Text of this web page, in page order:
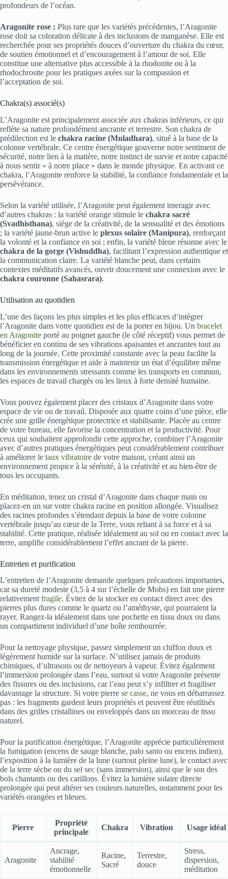
profondeurs de l’océan.
Aragonite rose : Plus rare que les variétés précédentes, l’Aragonite
rose doit sa coloration délicate à des inclusions de manganèse. Elle est
recherchée pour ses propriétés douces d’ouverture du chakra du cœur,
de soutien émotionnel et d’encouragement à l’amour de soi. Elle
constitue une alternative plus accessible à la rhodonite ou à la
rhodochrosite pour les pratiques axées sur la compassion et
l’acceptation de soi.
Chakra(s) associé(s)
L’Aragonite est principalement associée aux chakras inférieurs, ce qui
reflète sa nature profondément ancrante et terrestre. Son chakra de
prédilection est le chakra racine (Muladhara), situé à la base de la
colonne vertébrale. Ce centre énergétique gouverne notre sentiment de
sécurité, notre lien à la matière, notre instinct de survie et notre capacité
à nous sentir « à notre place » dans le monde physique. En activant ce
chakra, l’Aragonite renforce la stabilité, la confiance fondamentale et la
persévérance.
Selon la variété utilisée, l’Aragonite peut également interagir avec
d’autres chakras : la variété orange stimule le chakra sacré
(Svadhisthana), siège de la créativité, de la sensualité et des émotions
; la variété jaune-brun active le plexus solaire (Manipura), renforçant
la volonté et la confiance en soi ; enfin, la variété bleue résonne avec le
chakra de la gorge (Vishuddha), facilitant l’expression authentique et
la communication claire. La variété blanche peut, dans certains
contextes méditatifs avancés, ouvrir doucement une connexion avec le
chakra couronne (Sahasrara).
Utilisation au quotidien
L’une des façons les plus simples et les plus efficaces d’intégrer
l’Aragonite dans votre quotidien est de la porter en bijou. Un bracelet
en Aragonite porté au poignet gauche (le côté réceptif) vous permet de
bénéficier en continu de ses vibrations apaisantes et ancrantes tout au
long de la journée. Cette proximité constante avec la peau facilite la
transmission énergétique et aide à maintenir un état d’équilibre même
dans les environnements stressants comme les transports en commun,
les espaces de travail chargés ou les lieux à forte densité humaine.
Vous pouvez également placer des cristaux d’Aragonite dans votre
espace de vie ou de travail. Disposée aux quatre coins d’une pièce, elle
crée une grille énergétique protectrice et stabilisante. Placée au centre
de votre bureau, elle favorise la concentration et la productivité. Pour
ceux qui souhaitent approfondir cette approche, combiner l’Aragonite
avec d’autres pratiques énergétiques peut considérablement contribuer
à améliorer le taux vibratoire de votre maison, créant ainsi un
environnement propice à la sérénité, à la créativité et au bien-être de
tous les occupants.
En méditation, tenez un cristal d’Aragonite dans chaque main ou
placez-en un sur votre chakra racine en position allongée. Visualisez
des racines profondes s’étendant depuis la base de votre colonne
vertébrale jusqu’au cœur de la Terre, vous reliant à sa force et à sa
stabilité. Cette pratique, réalisée idéalement au sol ou en contact avec la
terre, amplifie considérablement l’effet ancrant de la pierre.
Entretien et purification
L’entretien de l’Aragonite demande quelques précautions importantes,
car sa dureté modeste (3,5 à 4 sur l’échelle de Mohs) en fait une pierre
relativementfragile. Évitez de la stocker en contact direct avec des
pierres plus dures comme le quartz ou l’améthyste, qui pourraient la
rayer. Rangez-la idéalement dans une pochette en tissu doux ou dans
un compartiment individuel d’une boîte rembourrée.
Pour la nettoyage physique, passez simplement un chiffon doux et
légèrement humide sur la surface. N’utilisez jamais de produits
chimiques, d’ultrasons ou de nettoyeurs à vapeur. Évitez également
l’immersion prolongée dans l’eau, surtout si votre Aragonite présente
des fissures ou des inclusions, car l’eau peut s’y infiltrer et fragiliser
davantage la structure. Si votre pierre se casse, ne vous en débarrassez
pas : les fragments gardent leurs propriétés et peuvent être réutilisés
dans des grilles cristallines ou enveloppés dans un morceau de tissu
naturel.
Pour la purification énergétique, l’Aragonite apprécie particulièrement
la fumigation (encens de sauge blanche, palo santo ou encens indien),
l’exposition à la lumière de la lune (surtout pleine lune), le contact avec
de la terre sèche ou du sel sec (sans immersion), ainsi que le son des
bols chantants ou des carillons. Évitez la lumière solaire directe
prolongée qui peut altérer ses couleurs naturelles, notamment pour les
variétés orangées et bleues.
Pierre
Propriété
principale
Chakra Vibration Usage idéal
Aragonite
Ancrage,
stabilité
émotionnelle
Racine,
Sacré
Terrestre,
douce
Stress,
dispersion,
méditation